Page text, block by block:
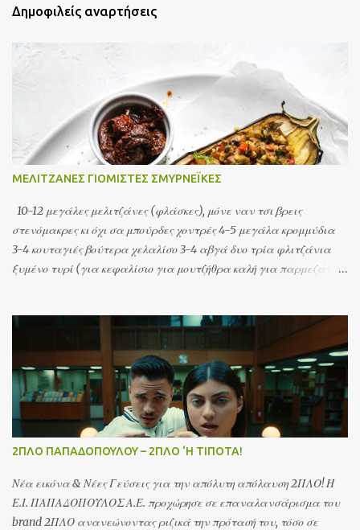
Δημοφιλείς αναρτήσεις
ΜΕΛΙΤΖΑΝΕΣ ΓΙΟΜΙΣΤΕΣ ΣΜΥΡΝΕΪΚΕΣ
10-12 μεγάλες μελιτζάνες (φλάσκες), μόνε ναν τσι βρεις
στενόμακρες κι όχι σα μπούρδες χοντρές 4-5 μεγάλα κρομμύδια
3-4 κουταγιές βούτερα χελαλίσο 3-4 αβγά δυο τρία φλιτζάνια
ξυμένο τυρί (για κεφαλίσιο για μουτζήθρα καλή για παρμεζάνα
2ΠΛΟ ΠΑΠΑΔΟΠΟΥΛΟΥ – 2ΠΛΟ ‘Η ΤΙΠΟΤΑ!
Νέα εικόνα & Νέες Γεύσεις για την απόλυτη απόλαυση 2ΠΛΟ! Η
Ε.Ι. ΠΑΠΑΔΟΠΟΥΛΟΣ Α.Ε. προχώρησε σε επαναλανσάρισμα του
brand 2ΠΛΟ ανανεώνοντας ριζικά την πρότασή του, τόσο σε